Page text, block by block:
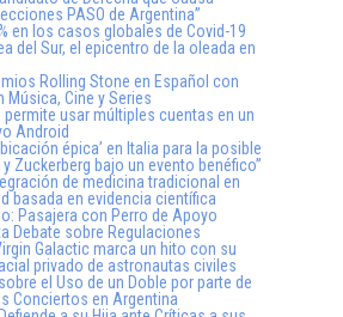
PASO de Argentina”
en los casos globales de Covid-19
del Sur, el epicentro de la oleada en
Rolling Stone en Español con
Música, Cine y Series
usar múltiples cuentas en un
Android
épica’ en Italia para la posible
Zuckerberg bajo un evento benéfico”
de medicina tradicional en
basada en evidencia científica
Pasajera con Perro de Apoyo
Debate sobre Regulaciones
Galactic marca un hito con su
privado de astronautas civiles
el Uso de un Doble por parte de
Conciertos en Argentina